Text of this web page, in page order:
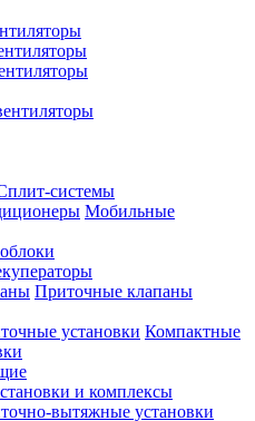
системы
Мобильные
Приточные клапаны
Компактные
и комплексы